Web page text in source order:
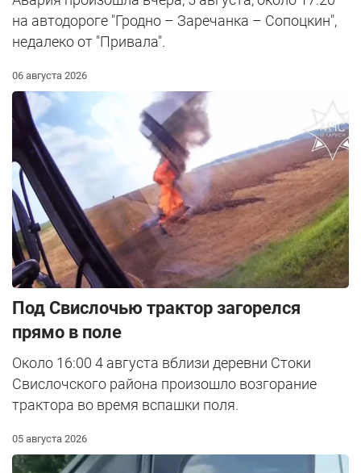
на автодороге "Гродно – Заречанка – Сопоцкин",
недалеко от "Привала".
06 августа 2026
Под Свислочью трактор загорелся
прямо в поле
Около 16:00 4 августа вблизи деревни Стоки
Свислочского района произошло возгорание
трактора во время вспашки поля.
05 августа 2026